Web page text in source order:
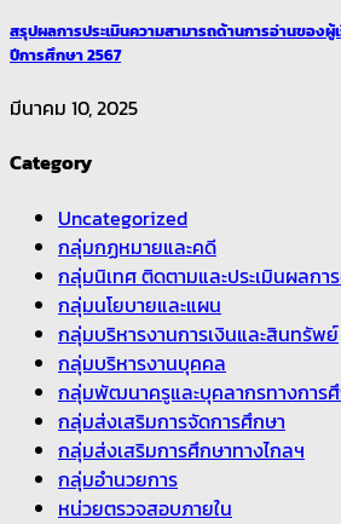
สรุปผลการประเมินความสามารถด้านการอ่านของ
ปีการศึกษา 2567
มีนาคม 10, 2025
Category
Uncategorized
กลุ่มกฏหมายและคดี
กลุ่มนิเทศ ติดตามและประเมินผลกา
กลุ่มนโยบายและแผน
กลุ่มบริหารงานการเงินและสินทรัพย์
กลุ่มบริหารงานบุคคล
กลุ่มพัฒนาครูและบุคลากรทางการ
กลุ่มส่งเสริมการจัดการศึกษา
กลุ่มส่งเสริมการศึกษาทางไกลฯ
กลุ่มอำนวยการ
หน่วยตรวจสอบภายใน